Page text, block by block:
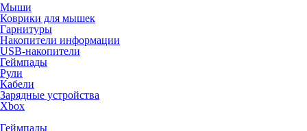
Мыши
Коврики для мышек
Гарнитуры
Накопители информации
USB-накопители
Геймпады
Рули
Кабели
Зарядные устройства
Xbox
Геймпады